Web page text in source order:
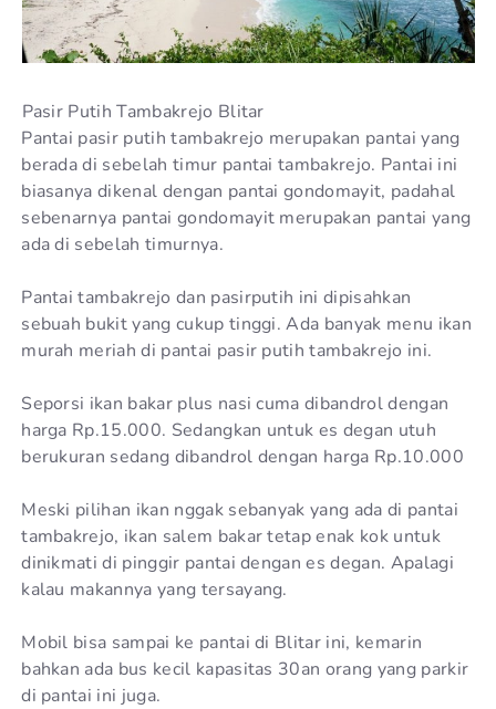
Pasir Putih Tambakrejo Blitar
Pantai pasir putih tambakrejo merupakan pantai yang
berada di sebelah timur pantai tambakrejo. Pantai ini
biasanya dikenal dengan pantai gondomayit, padahal
sebenarnya pantai gondomayit merupakan pantai yang
ada di sebelah timurnya.
Pantai tambakrejo dan pasirputih ini dipisahkan
sebuah bukit yang cukup tinggi. Ada banyak menu ikan
murah meriah di pantai pasir putih tambakrejo ini.
Seporsi ikan bakar plus nasi cuma dibandrol dengan
harga Rp.15.000. Sedangkan untuk es degan utuh
berukuran sedang dibandrol dengan harga Rp.10.000
Meski pilihan ikan nggak sebanyak yang ada di pantai
tambakrejo, ikan salem bakar tetap enak kok untuk
dinikmati di pinggir pantai dengan es degan. Apalagi
kalau makannya yang tersayang.
Mobil bisa sampai ke pantai di Blitar ini, kemarin
bahkan ada bus kecil kapasitas 30an orang yang parkir
di pantai ini juga.